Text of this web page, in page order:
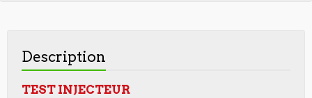
Description
TEST INJECTEUR